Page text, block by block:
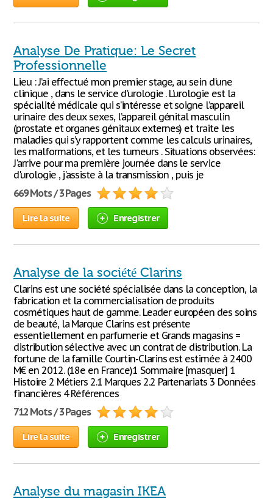
Analyse De Pratique: Le Secret
Professionnelle
Lieu : J’ai effectué mon premier stage, au sein d'une
clinique , dans le service d'urologie . L’urologie est la
spécialité médicale qui s’intéresse et soigne l’appareil
urinaire des deux sexes, l’appareil génital masculin
(prostate et organes génitaux externes) et traite les
maladies qui s’y rapportent comme les calculs urinaires,
les malformations, et les tumeurs . Situations observées:
J'arrive pour ma première journée dans le service
d'urologie , j'assiste à la transmission , puis je
669 Mots / 3 Pages
Lire la suite Enregistrer
Analyse de la société Clarins
Clarins est une société spécialisée dans la conception, la
fabrication et la commercialisation de produits
cosmétiques haut de gamme. Leader européen des soins
de beauté, la Marque Clarins est présente
essentiellement en parfumerie et Grands magasins =
distribution sélective avec un contrat de distribution. La
fortune de la famille Courtin-Clarins est estimée à 2400
M€ en 2012. (18e en France)1 Sommaire [masquer] 1
Histoire 2 Métiers 2.1 Marques 2.2 Partenariats 3 Données
financières 4 Références
712 Mots / 3 Pages
Lire la suite Enregistrer
Analyse du magasin IKEA